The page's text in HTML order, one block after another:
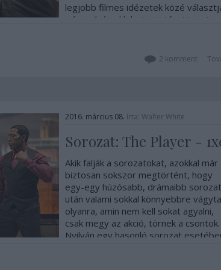
legjobb filmes idézetek közé
-,és nyilván el lehetne intézni is ezt
2 komment
2016. március 08. írta: Walter White
Sorozat: The Player -
Akik falják a sorozatokat, azokkal már
biztosan sokszor megtörtént, hogy
egy-egy húzósabb, drámaibb sorozat
után valami sokkal könnyebbre
olyanra, amin nem kell sokat agyalni,
csak megy az akció, törnek a csontok.
Nyilván egy hasonló sorozat